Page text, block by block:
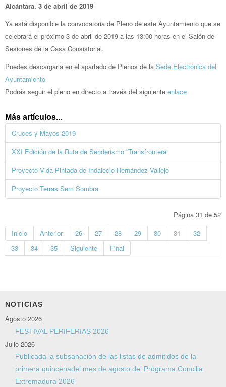
Alcántara. 3 de abril de 2019
Ya está disponible la convocatoria de Pleno de este Ayuntamiento que se
celebrará el próximo 3 de abril de 2019 a las 13:00 horas en el Salón de
Sesiones de la Casa Consistorial.
Puedes descargarla en el apartado de Plenos de la Sede Electrónica del
Ayuntamiento
Podrás seguir el pleno en directo a través del siguiente enlace
Más artículos...
Cruces y Mayos 2019
XXI Edición de la Ruta de Senderismo “Transfrontera”
Proyecto Vida Pintada de Indalecio Hernández Vallejo
Proyecto Terras Sem Sombra
Página 31 de 52
Inicio
Anterior 26 27 28 29 30 31
32
33
34 35 Siguiente Final
NOTICIAS
Agosto 2026
FESTIVAL PERIFERIAS 2026
Julio 2026
Publicada la subsanación de las listas de admitidos de la
primera quincenadel mes de agosto del Programa Concilia
Extremadura 2026